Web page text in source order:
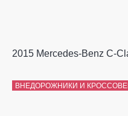
2015 Mercedes-Benz C-
ВНЕДОРОЖНИКИ И